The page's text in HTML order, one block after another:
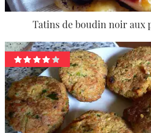
Tatins de boudin noir aux